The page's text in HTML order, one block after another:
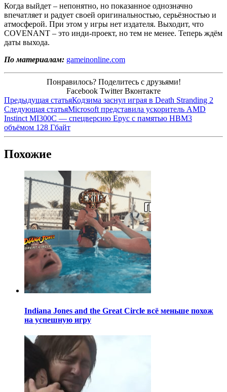
Когда выйдет – непонятно, но показанное однозначно
впечатляет и радует своей оригинальностью, серьёзностью и
атмосферой. При этом у игры нет издателя. Выходит, что
COVENANT – это инди-проект, но тем не менее. Теперь ждём
даты выхода.
По материалам: gameinonline.com
Понравилось? Поделитесь с друзьями!
Facebook Twitter Вконтакте
Предыдущая статьяКодзима заснул играя в Death Stranding 2
Следующая статьяMicrosoft представила ускоритель AMD
Instinct MI300C — спецверсию Epyc с памятью HBM3
объёмом 128 Гбайт
Похожие
Indiana Jones and the Great Circle всё меньше похож
на успешную игру